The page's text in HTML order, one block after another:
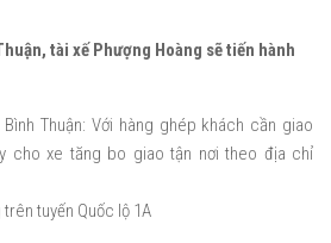
tài xế Phượng Hoàng sẽ tiến hành
Thuận: Với hàng ghép khách cần giao
cho xe tăng bo giao tận nơi theo địa chỉ
tuyến Quốc lộ 1A